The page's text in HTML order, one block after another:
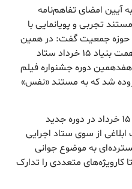
با اشاره به آیین امضای تفاهم‌نامه
تجربی و پویانمایی با
حوزه جمعیت گفت: در همین
راستا جایزه ملی «ایران جوان» به همت بنیاد ۱۵ خرداد ستاد
دوره جشنواره فیلم
شد که به مستند «نفس»
علیان‌زادگان خاطرنشان کرد: بنیاد ۱۵ خرداد در دوره جدید
از سوی ستاد اجرایی
به موضوع جوانی
متعددی را تدارک